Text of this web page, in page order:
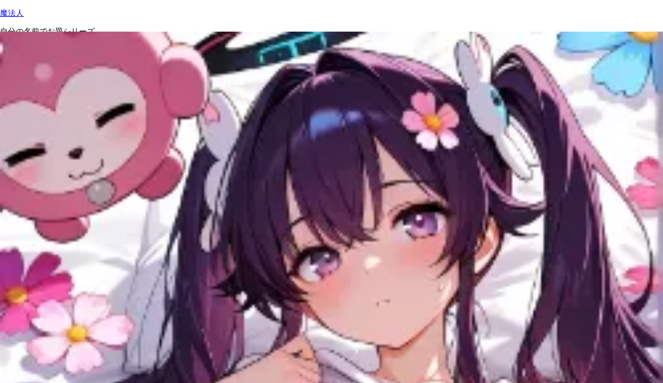
魔法人
自分の名前でお題シリーズ
お題の難易度に屈したときに大体更新されます(笑) 基本的に一発勝負の形です。
View
比率維持